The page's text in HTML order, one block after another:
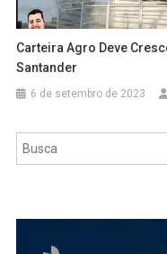
Carteira Agro Deve
Santander
6 de setembro de 2023
Pesquisar